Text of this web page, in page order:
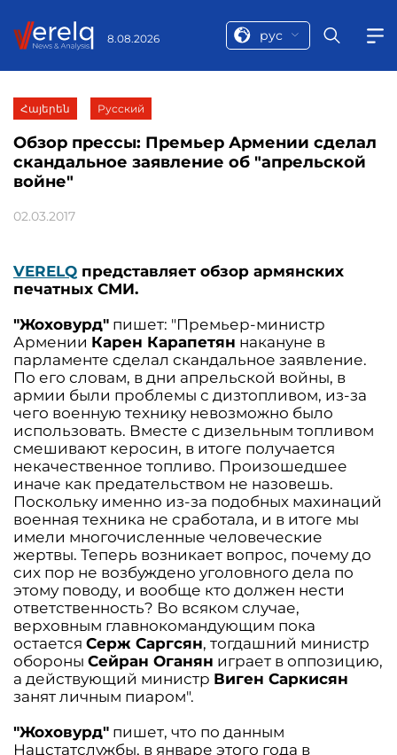
8.08.2026 рус
Հայերեն Русский
Обзор прессы: Премьер Армении сделал
скандальное заявление об "апрельской
войне"
02.03.2017
VERELQ представляет обзор армянских
печатных СМИ.
"Жоховурд" пишет: "Премьер-министр
Армении Карен Карапетян накануне в
парламенте сделал скандальное заявление.
По его словам, в дни апрельской войны, в
армии были проблемы с дизтопливом, из-за
чего военную технику невозможно было
использовать. Вместе с дизельным топливом
смешивают керосин, в итоге получается
некачественное топливо. Произошедшее
иначе как предательством не назовешь.
Поскольку именно из-за подобных махинаций
военная техника не сработала, и в итоге мы
имели многочисленные человеческие
жертвы. Теперь возникает вопрос, почему до
сих пор не возбуждено уголовного дела по
этому поводу, и вообще кто должен нести
ответственность? Во всяком случае,
верховным главнокомандующим пока
остается Серж Саргсян, тогдашний министр
обороны Сейран Оганян играет в оппозицию,
а действующий министр Виген Саркисян
занят личным пиаром".
"Жоховурд" пишет, что по данным
Нацстатслужбы, в январе этого года в